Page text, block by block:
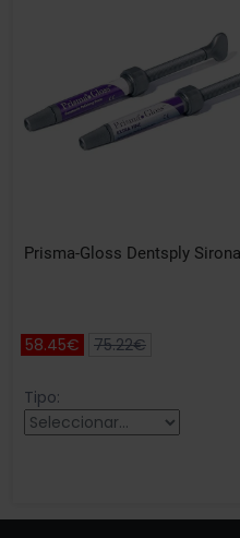
Prisma-Gloss Dentsply
58.45€ 75.22€
Tipo: